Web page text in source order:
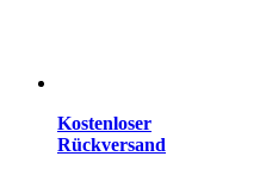
Kostenloser
Rückversand